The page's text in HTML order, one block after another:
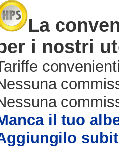
La
i nostri
il tuo